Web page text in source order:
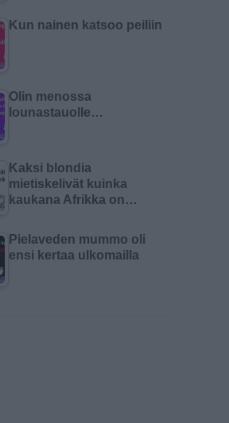
Kun nainen katsoo peiliin
Olin menossa
lounastauolle…
Kaksi blondia
mietiskelivät kuinka
kaukana Afrikka on…
Pielaveden mummo oli
ensi kertaa ulkomailla